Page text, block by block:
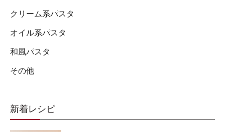
クリーム系パスタ
オイル系パスタ
和風パスタ
その他
新着レシピ